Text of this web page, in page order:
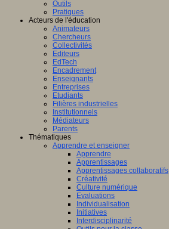
Outils
Pratiques
Acteurs de l'éducation
Animateurs
Chercheurs
Collectivités
Editeurs
EdTech
Encadrement
Enseignants
Entreprises
Etudiants
Filières industrielles
Institutionnels
Médiateurs
Parents
Thématiques
Apprendre et enseigner
Apprendre
Apprentissages
Apprentissages collaboratifs
Créativité
Culture numérique
Evaluations
Individualisation
Initiatives
Interdisciplinarité